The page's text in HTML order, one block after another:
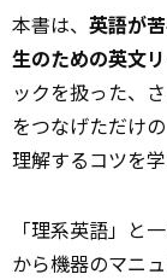
本書は、 英語が
生のための英文
ックを扱った、
をつなげただけ
理解するコツを学
「理系英語」と
から機器のマニ